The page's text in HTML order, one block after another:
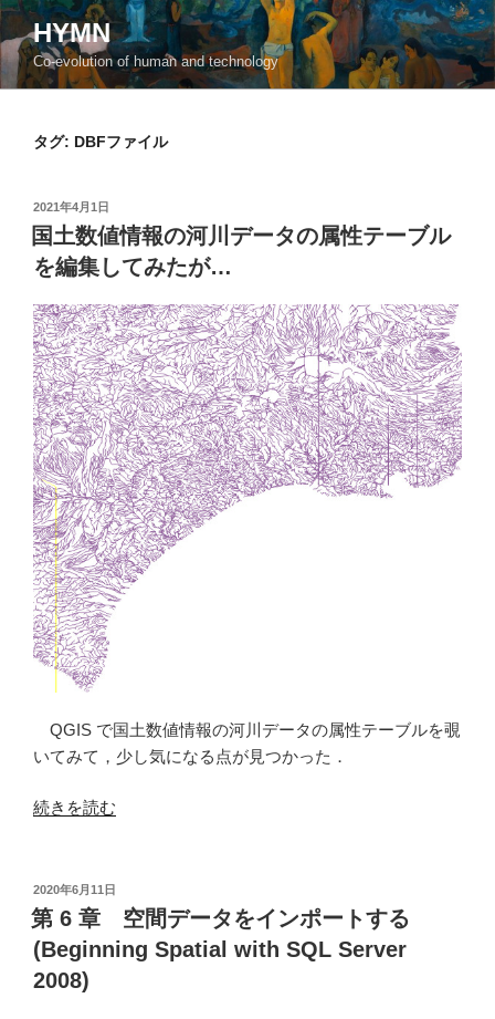
コ
ン
テ
ン
HYMN
Co-evolution of human and technology
タグ: DBFファイル
投
稿
日:
2021年4月1日
国土数値情報の河川データの属性テーブル
を編集してみたが…
QGIS で国土数値情報の河川データの属性テーブルを覗
いてみて，少し気になる点が見つかった．
“国
値
情
報
の
河
続きを読む
投
稿
日:
2020年6月11日
第 6 章 空間データをインポートする
(Beginning Spatial with SQL Server
2008)